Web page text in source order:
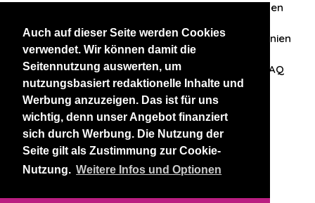
Auch auf dieser Seite werden Cookies
verwendet. Wir können damit die
Seitennutzung auswerten, um
nutzungsbasiert redaktionelle Inhalte und
Werbung anzuzeigen. Das ist für uns
wichtig, denn unser Angebot finanziert
sich durch Werbung. Die Nutzung der
Seite gilt als Zustimmung zur Cookie-
Nutzung. Weitere Infos und Optionen
Zuschriften/Erfahrungen
Datenschutzerklärung AGB Datenschutzrichtlinien
Nehmen Sie Kontakt mit uns auf FAQ
Unsere anderen Websites
BlackAndBeauties RussianKisses